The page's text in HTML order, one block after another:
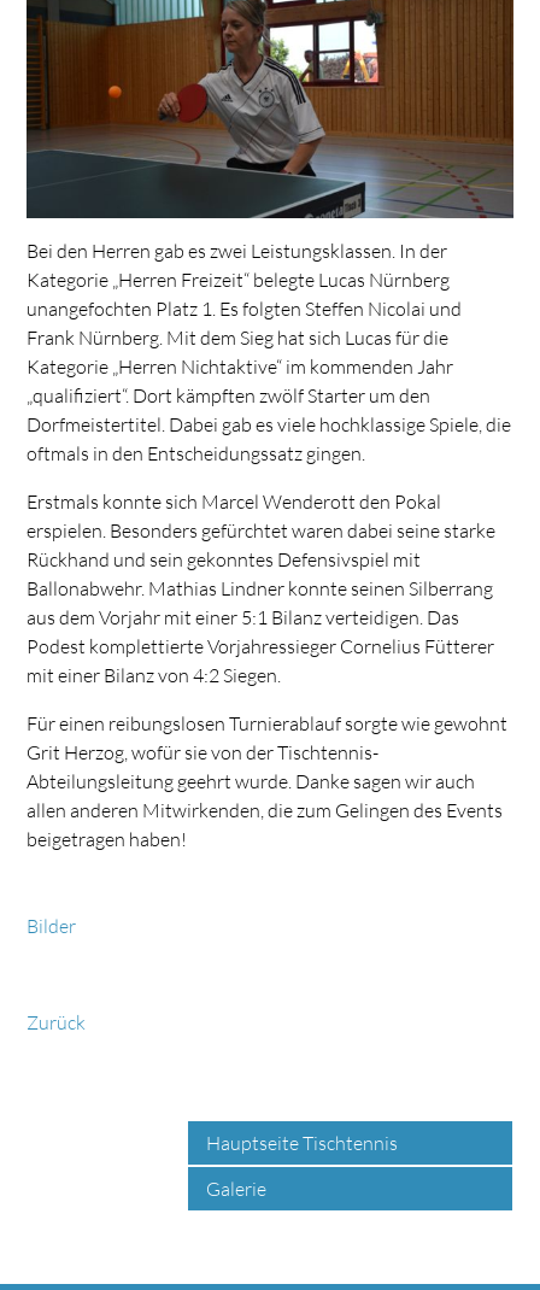
Bei den Herren gab es zwei Leistungsklassen. In der
Kategorie „Herren Freizeit“ belegte Lucas Nürnberg
unangefochten Platz 1. Es folgten Steffen Nicolai und
Frank Nürnberg. Mit dem Sieg hat sich Lucas für die
Kategorie „Herren Nichtaktive“ im kommenden Jahr
„qualifiziert“. Dort kämpften zwölf Starter um den
Dorfmeistertitel. Dabei gab es viele hochklassige Spiele, die
oftmals in den Entscheidungssatz gingen.
Erstmals konnte sich Marcel Wenderott den Pokal
erspielen. Besonders gefürchtet waren dabei seine starke
Rückhand und sein gekonntes Defensivspiel mit
Ballonabwehr. Mathias Lindner konnte seinen Silberrang
aus dem Vorjahr mit einer 5:1 Bilanz verteidigen. Das
Podest komplettierte Vorjahressieger Cornelius Fütterer
mit einer Bilanz von 4:2 Siegen.
Für einen reibungslosen Turnierablauf sorgte wie gewohnt
Grit Herzog, wofür sie von der Tischtennis-
Abteilungsleitung geehrt wurde. Danke sagen wir auch
allen anderen Mitwirkenden, die zum Gelingen des Events
beigetragen haben!
Bilder
Zurück
Hauptseite Tischtennis
Galerie